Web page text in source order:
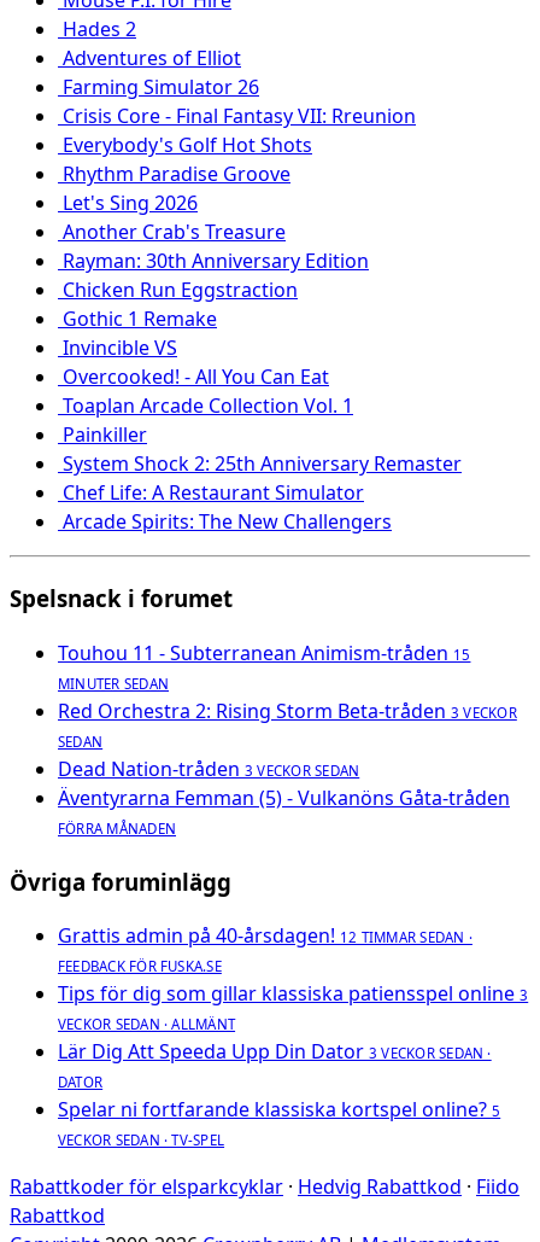
Hades 2
Adventures of Elliot
Farming Simulator 26
Crisis Core - Final Fantasy VII: Rreunion
Everybody's Golf Hot Shots
Rhythm Paradise Groove
Let's Sing 2026
Another Crab's Treasure
Rayman: 30th Anniversary Edition
Chicken Run Eggstraction
Gothic 1 Remake
Invincible VS
Overcooked! - All You Can Eat
Toaplan Arcade Collection Vol. 1
Painkiller
System Shock 2: 25th Anniversary Remaster
Chef Life: A Restaurant Simulator
Arcade Spirits: The New Challengers
Spelsnack i forumet
Touhou 11 - Subterranean Animism-tråden 15
MINUTER SEDAN
Red Orchestra 2: Rising Storm Beta-tråden 3 VECKOR
SEDAN
Dead Nation-tråden 3 VECKOR SEDAN
Äventyrarna Femman (5) - Vulkanöns Gåta-tråden
FÖRRA MÅNADEN
Övriga foruminlägg
Grattis admin på 40-årsdagen! 12 TIMMAR SEDAN ·
FEEDBACK FÖR FUSKA.SE
Tips för dig som gillar klassiska patiensspel online 3
VECKOR SEDAN · ALLMÄNT
Lär Dig Att Speeda Upp Din Dator 3 VECKOR SEDAN ·
DATOR
Spelar ni fortfarande klassiska kortspel online? 5
VECKOR SEDAN · TV-SPEL
Rabattkoder för elsparkcyklar · Hedvig Rabattkod · Fiido
Rabattkod